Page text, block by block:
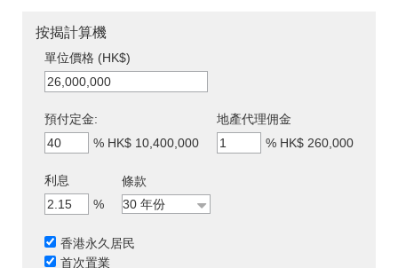
按揭計算機
單位價格 (HK$)
預付定金:
% HK$ 10,400,000
地產代理佣金
% HK$ 260,000
利息
%
條款
香港永久居民
首次置業